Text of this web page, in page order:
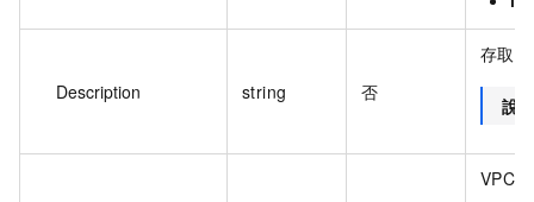
Description string 否
存取
說明
VPC